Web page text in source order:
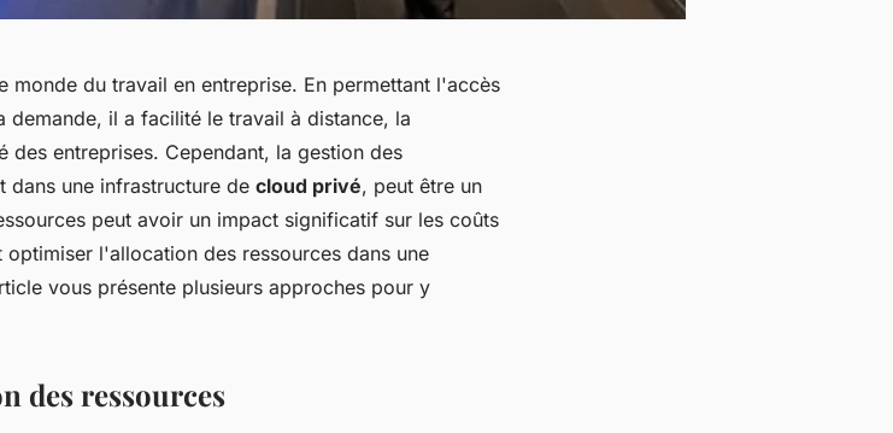
monde du travail en entreprise. En permettant l'accès
demande, il a facilité le travail à distance, la
entreprises. Cependant, la gestion des
dans une infrastructure de cloud privé, peut être un
peut avoir un impact significatif sur les coûts
l'allocation des ressources dans une
vous présente plusieurs approches pour y
des ressources